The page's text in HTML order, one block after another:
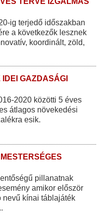
ig terjedő időszakban
a következők lesznek
koordinált, zöld,
GAZDASÁGI
2020 közötti 5 éves
átlagos növekedési
esik.
pillanatnak
amikor először
nevű kínai táblajáték